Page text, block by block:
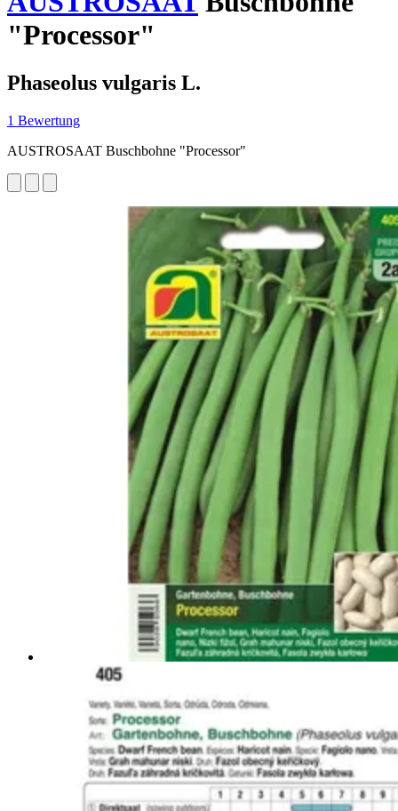
"Processor"
Phaseolus vulgaris L.
1 Bewertung
AUSTROSAAT Buschbohne "Processor"